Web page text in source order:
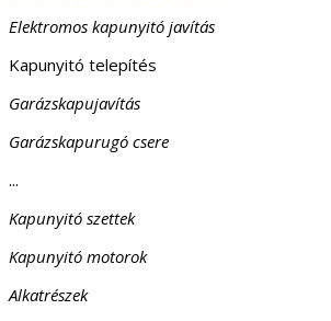
Elektromos kapunyitó javítás
Kapunyitó telepítés
Garázskapujavítás
Garázskapurugó csere
...
Kapunyitó szettek
Kapunyitó motorok
Alkatrészek